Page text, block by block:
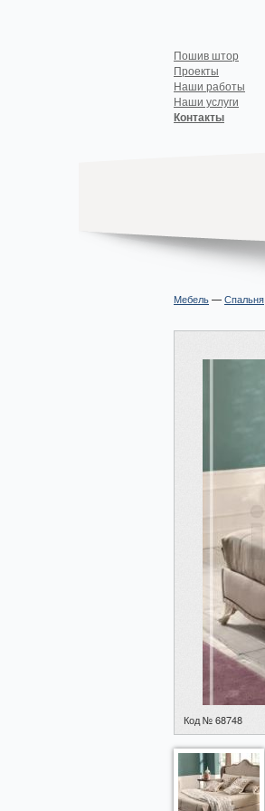
Пошив штор
Проекты
Наши работы
Наши услуги
Контакты
Мебель—Спальня
Код № 68748